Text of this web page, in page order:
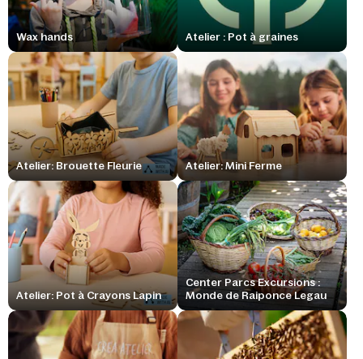
Wax hands Atelier : Pot à graines
Atelier: Brouette Fleurie Atelier: Mini Ferme
Atelier: Pot à Crayons Lapin
Center Parcs Excursions :
Monde de Raiponce Legau